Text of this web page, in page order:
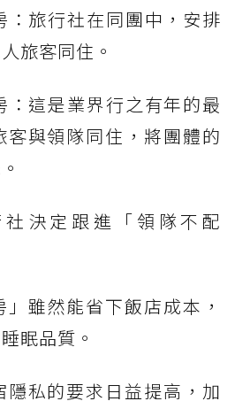
：旅行社在同團中，安排
旅客同住。
：這是業界行之有年的最
與領隊同住，將團體的
決定跟進「領隊不配
雖然能省下飯店成本，
眠品質。
隱私的要求日益提高，加